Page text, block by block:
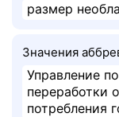
размер
Значения
Управление
переработки
потребления